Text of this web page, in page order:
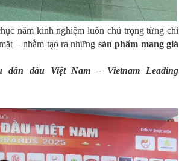
năm kinh nghiệm luôn chú trọng từng chi
– nhằm tạo ra những sản phẩm mang giá
dẫn đầu Việt Nam– Vietnam Leading